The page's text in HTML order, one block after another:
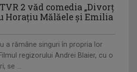
2 văd comedia „Divorţ
Horaţiu Mălăele şi Emilia
a rămâne singuri în propria lor
regizorului Andrei Blaier, cu o
se ...